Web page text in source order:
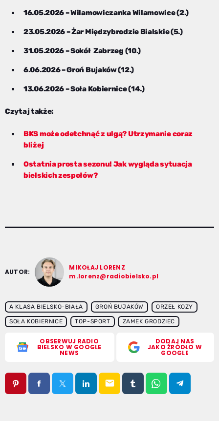
16.05.2026 – Wilamowiczanka Wilamowice (2.)
23.05.2026 – Żar Międzybrodzie Bialskie (5.)
31.05.2026 – Sokół Zabrzeg (10.)
6.06.2026 – Groń Bujaków (12.)
13.06.2026 – Soła Kobiernice (14.)
Czytaj także:
BKS może odetchnąć z ulgą? Utrzymanie coraz
bliżej
Ostatnia prosta sezonu! Jak wygląda sytuacja
bielskich zespołów?
AUTOR:
MIKOŁAJ LORENZ
m.lorenz@radiobielsko.pl
A KLASA BIELSKO-BIAŁA GROŃ BUJAKÓW ORZEŁ KOZY
SOŁA KOBIERNICE TOP-SPORT ZAMEK GRODZIEC
OBSERWUJ RADIO
BIELSKO W GOOGLE
NEWS
DODAJ NAS
JAKO ŹRÓDŁO W
GOOGLE
email